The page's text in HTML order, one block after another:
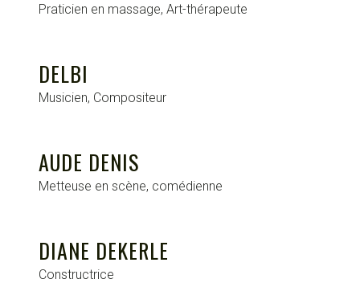
Praticien en massage, Art-thérapeute
DELBI
Musicien, Compositeur
AUDE DENIS
Metteuse en scène, comédienne
DIANE DEKERLE
Constructrice